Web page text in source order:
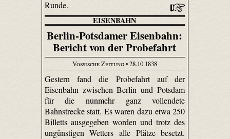
Runde.
EISENBAHN
Berlin-Potsdamer Eisenbahn:
Bericht von der Probefahrt
Vossische Zeitung• 28.10.1838
Gestern fand die Probefahrt auf der
Eisenbahn zwischen Berlin und Potsdam
für die nunmehr ganz vollendete
Bahnstrecke statt. Es waren dazu etwa 250
Billetts ausgegeben worden und trotz des
ungünstigen Wetters alle Plätze besetzt.